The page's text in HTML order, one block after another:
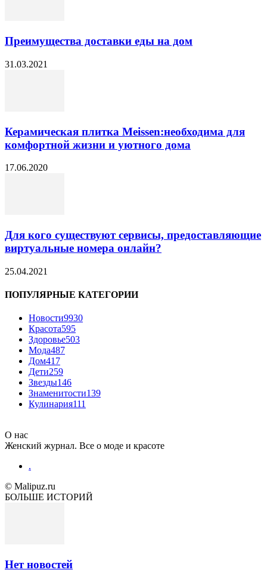
Преимущества доставки еды на дом
31.03.2021
Керамическая плитка Meissen:необходима для
комфортной жизни и уютного дома
17.06.2020
Для кого существуют сервисы, предоставляющие
виртуальные номера онлайн?
25.04.2021
ПОПУЛЯРНЫЕ КАТЕГОРИИ
Новости9930
Красота595
Здоровье503
Мода487
Дом417
Дети259
Звезды146
Знаменитости139
Кулинария111
О нас
Женский журнал. Все о моде и красоте
.
© Malipuz.ru
БОЛЬШЕ ИСТОРИЙ
Нет новостей